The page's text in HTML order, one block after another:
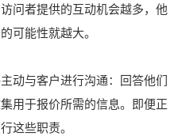
问者提供的互动机会越多，他
可能性就越大。
动与客户进行沟通：回答他们
用于报价所需的信息。即便正
这些职责。